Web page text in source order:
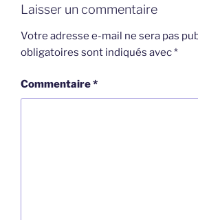
Laisser un commentaire
Votre adresse e-mail ne sera pas
obligatoires sont indiqués avec*
Commentaire*